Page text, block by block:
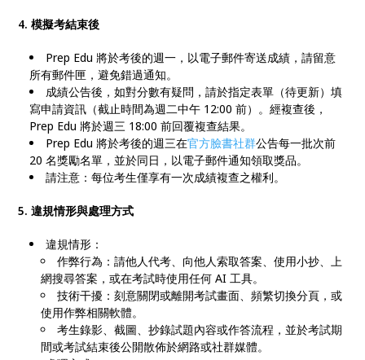
4. 模擬考結束後
Prep Edu 將於考後的週一，以電子郵件寄送成績，請留意
所有郵件匣，避免錯過通知。
成績公告後，如對分數有疑問，請於指定表單（待更新）填
寫申請資訊（截止時間為週二中午 12:00 前）。經複查後，
Prep Edu 將於週三 18:00 前回覆複查結果。
Prep Edu 將於考後的週三在官方臉書社群公告每一批次前
20 名獎勵名單，並於同日，以電子郵件通知領取獎品。
請注意：每位考生僅享有一次成績複查之權利。
5. 違規情形與處理方式
違規情形：
作弊行為：請他人代考、向他人索取答案、使用小抄、上
網搜尋答案，或在考試時使用任何 AI 工具。
技術干擾：刻意關閉或離開考試畫面、頻繁切換分頁，或
使用作弊相關軟體。
考生錄影、截圖、抄錄試題內容或作答流程，並於考試期
間或考試結束後公開散佈於網路或社群媒體。